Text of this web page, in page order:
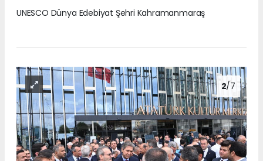
UNESCO Dünya Edebiyat Şehri Kahramanmaraş
2/7